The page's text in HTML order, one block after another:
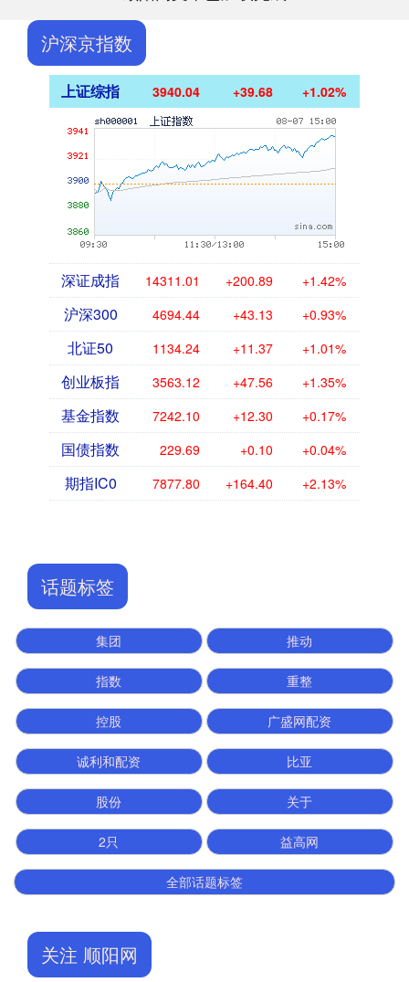
沪深京指数
上证综指 3940.04 +39.68 +1.02%
深证成指 14311.01 +200.89 +1.42%
沪深300 4694.44 +43.13 +0.93%
北证50 1134.24 +11.37 +1.01%
创业板指 3563.12 +47.56 +1.35%
基金指数 7242.10 +12.30 +0.17%
国债指数 229.69 +0.10 +0.04%
期指IC0 7877.80 +164.40 +2.13%
话题标签
集团 推动
指数 重整
控股 广盛网配资
诚利和配资 比亚
股份 关于
2只 益高网
全部话题标签
关注 顺阳网